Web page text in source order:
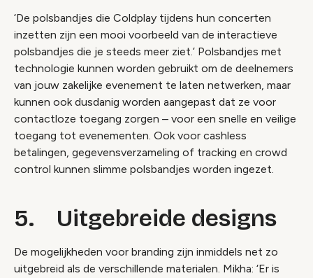
‘De polsbandjes die Coldplay tijdens hun concerten
inzetten zijn een mooi voorbeeld van de interactieve
polsbandjes die je steeds meer ziet.’ Polsbandjes met
technologie kunnen worden gebruikt om de deelnemers
van jouw zakelijke evenement te laten netwerken, maar
kunnen ook dusdanig worden aangepast dat ze voor
contactloze toegang zorgen – voor een snelle en veilige
toegang tot evenementen. Ook voor cashless
betalingen, gegevensverzameling of tracking en crowd
control kunnen slimme polsbandjes worden ingezet.
5. Uitgebreide designs
De mogelijkheden voor branding zijn inmiddels net zo
uitgebreid als de verschillende materialen. Mikha: ‘Er is